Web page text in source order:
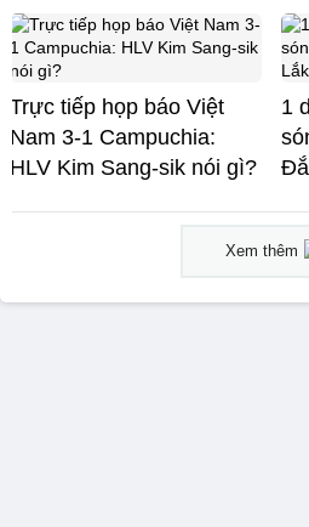
Trực tiếp họp báo Việt
Nam 3-1 Campuchia:
HLV Kim Sang-sik nói gì?
1
Xem thêm